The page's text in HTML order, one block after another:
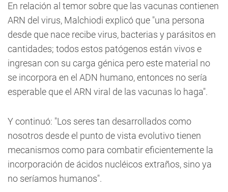
En relación al temor sobre que las vacunas contienen
ARN del virus, Malchiodi explicó que "una persona
desde que nace recibe virus, bacterias y parásitos en
cantidades; todos estos patógenos están vivos e
ingresan con su carga génica pero este material no
se incorpora en el ADN humano, entonces no sería
esperable que el ARN viral de las vacunas lo haga".
Y continuó: "Los seres tan desarrollados como
nosotros desde el punto de vista evolutivo tienen
mecanismos como para combatir eficientemente la
incorporación de ácidos nucléicos extraños, sino ya
no seríamos humanos".